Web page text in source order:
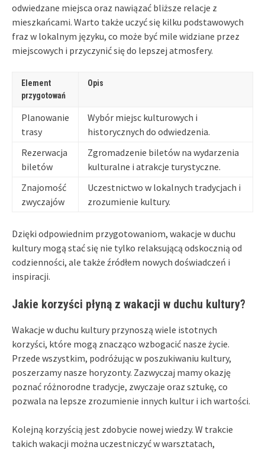
odwiedzane miejsca oraz nawiązać bliższe relacje z
mieszkańcami. Warto także uczyć się kilku podstawowych
fraz w lokalnym języku, co może być mile widziane przez
miejscowych i przyczynić się do lepszej atmosfery.
Element
przygotowań
Opis
Planowanie
trasy
Wybór miejsc kulturowych i
historycznych do odwiedzenia.
Rezerwacja
biletów
Zgromadzenie biletów na wydarzenia
kulturalne i atrakcje turystyczne.
Znajomość
zwyczajów
Uczestnictwo w lokalnych tradycjach i
zrozumienie kultury.
Dzięki odpowiednim przygotowaniom, wakacje w duchu
kultury mogą stać się nie tylko relaksującą odskocznią od
codzienności, ale także źródłem nowych doświadczeń i
inspiracji.
Jakie korzyści płyną z wakacji w duchu kultury?
Wakacje w duchu kultury przynoszą wiele istotnych
korzyści, które mogą znacząco wzbogacić nasze życie.
Przede wszystkim, podróżując w poszukiwaniu kultury,
poszerzamy nasze horyzonty. Zazwyczaj mamy okazję
poznać różnorodne tradycje, zwyczaje oraz sztukę, co
pozwala na lepsze zrozumienie innych kultur i ich wartości.
Kolejną korzyścią jest zdobycie nowej wiedzy. W trakcie
takich wakacji można uczestniczyć w warsztatach,